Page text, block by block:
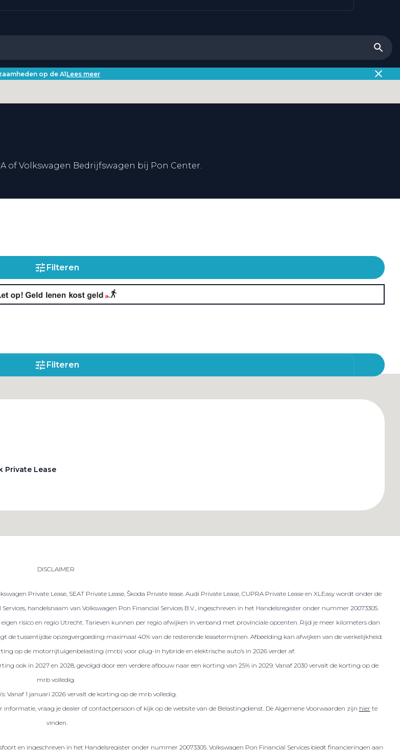
op de A1Lees meer
of Volkswagen Bedrijfswagen bij Pon Center.
Filteren
Filteren
Private Lease
DISCLAIMER
Private Lease, SEAT Private Lease, Škoda Private lease. Audi Private Lease, CUPRA Private Lease en XLEasy wordt onder de
handelsnaam van Volkswagen Pon Financial Services B.V., ingeschreven in het Handelsregister onder nummer 20073305.
risico en regio Utrecht. Tarieven kunnen per regio afwijken in verband met provinciale opcenten. Rijd je meer kilometers dan
de tussentijdse opzegvergoeding maximaal 40% van de resterende leasetermijnen. Afbeelding kan afwijken van de werkelijkheid.
op de motorrijtuigenbelasting (mrb) voor plug-in hybride en elektrische auto’s in 2026 verder af.
ook in 2027 en 2028, gevolgd door een verdere afbouw naar een korting van 25% in 2029. Vanaf 2030 vervalt de korting op de
mrb volledig.
Vanaf 1 januari 2026 vervalt de korting op de mrb volledig.
vraag je dealer of contactpersoon of kijk op de website van de Belastingdienst. De Algemene Voorwaarden zijn hier te
vinden.
en ingeschreven in het Handelsregister onder nummer 20073305. Volkswagen Pon Financial Services biedt financieringen aan